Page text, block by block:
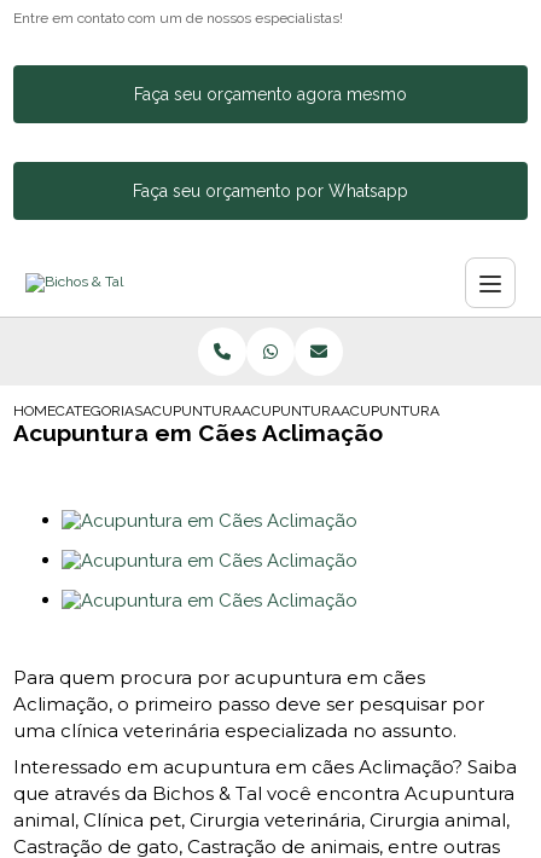
Entre em contato com um de nossos especialistas!
Faça seu orçamento agora mesmo
Faça seu orçamento por Whatsapp
HOMECATEGORIASACUPUNTURA ANIMALACUPUNTURA PARA CACHORRO BARRA
ACUPUNTURA EM CAES
Acupuntura em Cães Aclimação
Para quem procura por acupuntura em cães
Aclimação, o primeiro passo deve ser pesquisar por
uma clínica veterinária especializada no assunto.
Interessado em acupuntura em cães Aclimação? Saiba
que através da Bichos & Tal você encontra Acupuntura
animal, Clínica pet, Cirurgia veterinária, Cirurgia animal,
Castração de gato, Castração de animais, entre outras